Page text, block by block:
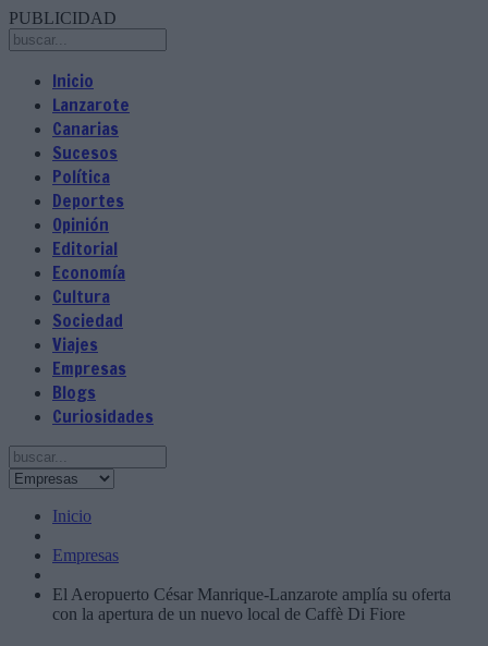
PUBLICIDAD
Inicio
Lanzarote
Canarias
Sucesos
Política
Deportes
Opinión
Editorial
Economía
Cultura
Sociedad
Viajes
Empresas
Blogs
Curiosidades
Inicio
Empresas
El Aeropuerto César Manrique-Lanzarote amplía su oferta
con la apertura de un nuevo local de Caffè Di Fiore